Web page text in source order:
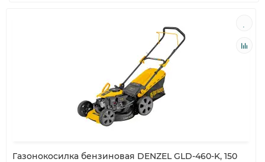
Газонокосилка бензиновая DENZEL GLD-460-K, 150